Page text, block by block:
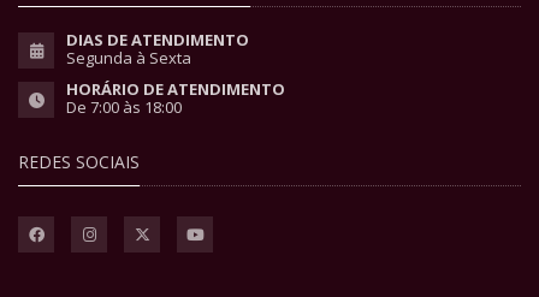
DIAS DE ATENDIMENTO
Segunda à Sexta
HORÁRIO DE ATENDIMENTO
De 7:00 às 18:00
REDES SOCIAIS